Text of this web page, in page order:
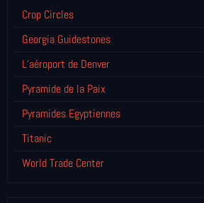
Crop Circles
Georgia Guidestones
L’aéroport de Denver
Pyramide de la Paix
Pyramides Egyptiennes
Titanic
World Trade Center